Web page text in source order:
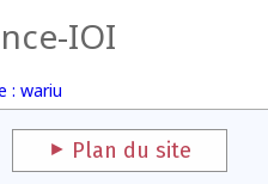
IOI
: wariu
Plan du site